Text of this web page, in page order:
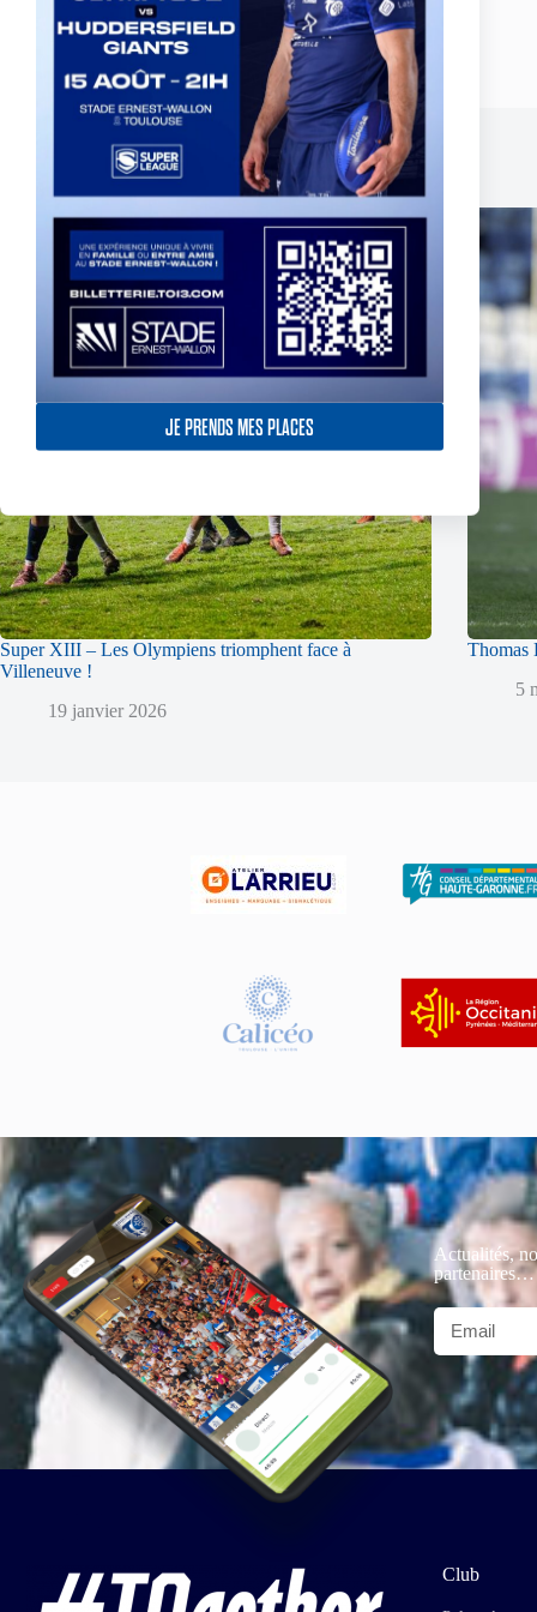
JE PRENDS MES PLACES
Un toulousain retenu avec l'équipe de
France U18
Publications similaires
Super XIII – Les Olympiens triomphent face à
Villeneuve !
19 janvier 2026
Thomas
5
Actualités,
partenaires…
Club